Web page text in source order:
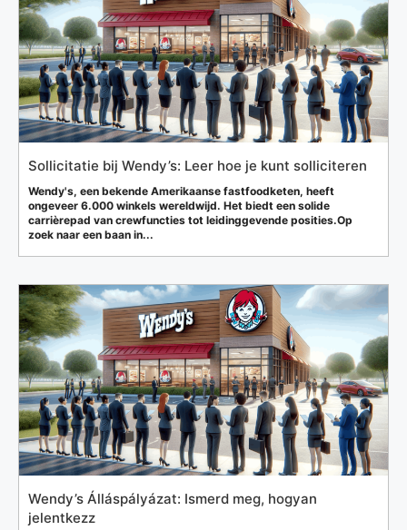
Sollicitatie bij Wendy’s: Leer hoe je kunt solliciteren
Wendy's, een bekende Amerikaanse fastfoodketen, heeft
ongeveer 6.000 winkels wereldwijd. Het biedt een solide
carrièrepad van crewfuncties tot leidinggevende posities.Op
zoek naar een baan in...
Wendy’s Álláspályázat: Ismerd meg, hogyan
jelentkezz